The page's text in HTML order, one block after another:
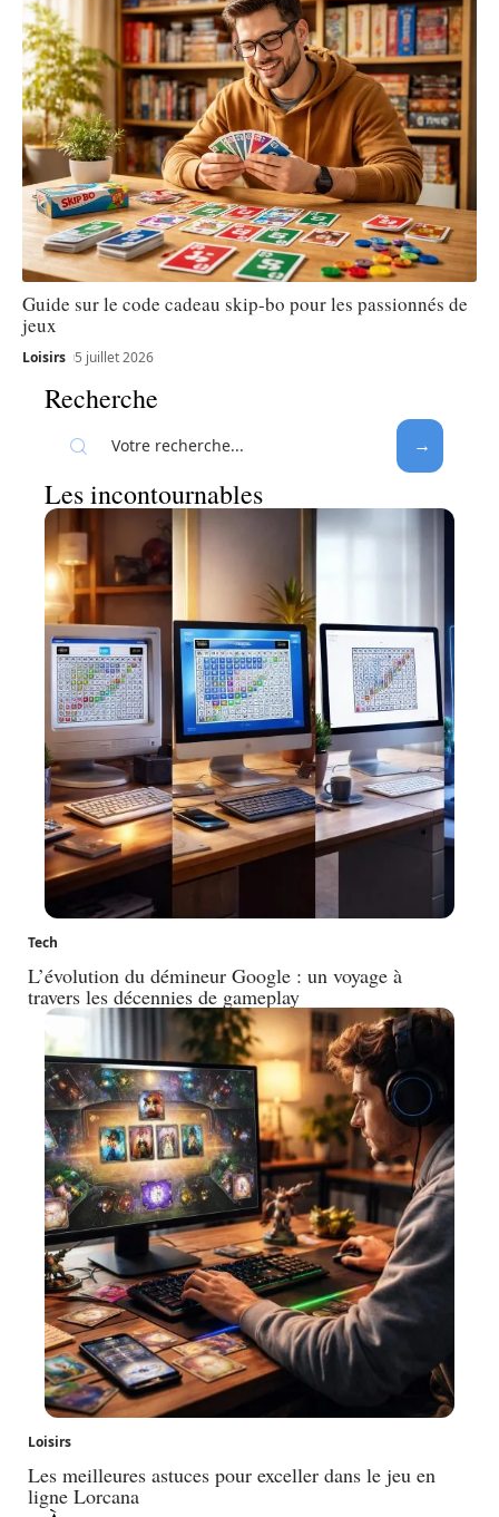
Guide sur le code cadeau skip-bo pour les passionnés de
jeux
Loisirs 5 juillet 2026
Recherche
Les incontournables
Tech
L’évolution du démineur Google : un voyage à
travers les décennies de gameplay
Loisirs
Les meilleures astuces pour exceller dans le jeu en
ligne Lorcana